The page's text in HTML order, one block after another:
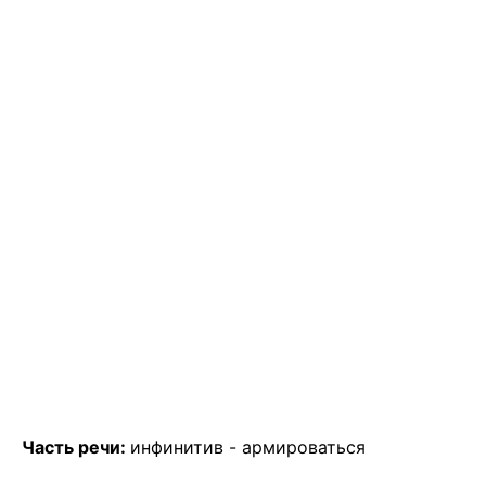
Часть речи: инфинитив - армироваться